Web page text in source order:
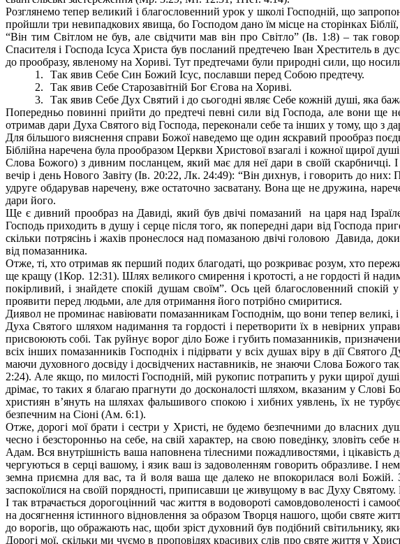
Розглянемо тепер великий і благословенний урок у школі Господній, що
пройшли три невипадкових явища, бо Господом дано їм місце на сторінках
“Він тим Світлом не був, але свідчити мав він про Світло” (Ів. 1:8) – так
Спасителя і Господа Ісуса Христа був посланий предтечею Іван Хреститель в
до прообразу, явленому на Хориві. Тут предтечами були природні сили, що
1.
Так явив Себе Син Божий Ісус, пославши перед Собою предтечу.
2.
Так явив Себе Старозавітній Бог Єгова на Хориві.
3.
Так явив Себе Дух Святий і до сьогодні являє Себе кожній душі, яка
Попередньо повинні прийти до предтечі певні сили від Господа, але вони ще
отримав дари Духа Святого від Господа, переконали себе та інших у тому, що з
Для більшого вияснення справи Божої наведемо ще один яскравий прообраз
Біблійна наречена була прообразом Церкви Христової взагалі і кожної щирої
Слова Божого) з дивним посланцем, який має для неї дари в своїй
вечір і день Нового Завіту (Ів. 20:22, Лк. 24:49): “Він дихнув, і говорить до
удруге обдарував наречену, вже остаточно засватану. Вона ще не дружина,
дари його.
Ще є дивний прообраз на Давиді, який був двічі помазаний на царя над
Господь приходить в душу і серце після того, як попередні дари від Господа
скільки потрясінь і жахів пронеслося над помазаною двічі головою Давида,
від помазанника.
Отже, ті, хто отримав як перший подих благодаті, що розкриває розум, хто
ще кращу (1Кор. 12:31). Шлях великого смирення і кротості, а не гордості й
покірливий, і знайдете спокій душам своїм”. Ось цей благословенний
проявити перед людьми, але для отримання його потрібно смиритися.
Диявол не проминає навіювати помазанникам Господнім, що вони тепер великі,
Духа Святого шляхом надимання та гордості і перетворити їх в невірних
присвоюють собі. Так руйнує ворог діло Боже і губить помазанників,
всіх інших помазанників Господніх і підірвати у всіх душах віру в дії
маючи духовного досвіду і досвідчених наставників, не знаючи Слова Божого
2:24). Але якщо, по милості Господній, мій рукопис потрапить у руки щирої
дрімає, то таких я благаю прагнути до досконалості шляхом, вказаним у Слові
християн в’януть на шляхах фальшивого спокою і хибних уявлень, їх не
безпечним на Сіоні (Ам. 6:1).
Отже, дорогі мої брати і сестри у Христі, не будемо безпечними до власних
чесно і безсторонньо на себе, на свій характер, на свою поведінку, зловіть
Адам. Вся внутрішність ваша наповнена тілесними пожадливостями, і
чергуються в серці вашому, і язик ваш із задоволенням говорить образливе. І
земна приємна для вас, та й воля ваша ще далеко не впокорилася волі
заспокоїлися на своїй порядності, приписавши це живущому в вас Духу
І так втрачається дорогоцінний час життя в водовороті самовдоволеності і
на досягнення істинного відновлення за образом Творця нашого, щоби святе
до ворогів, що ображають нас, щоби зріст духовний був подібний світильнику,
Дорогі мої, скільки ми чуємо в проповідях красивих слів про святе життя у